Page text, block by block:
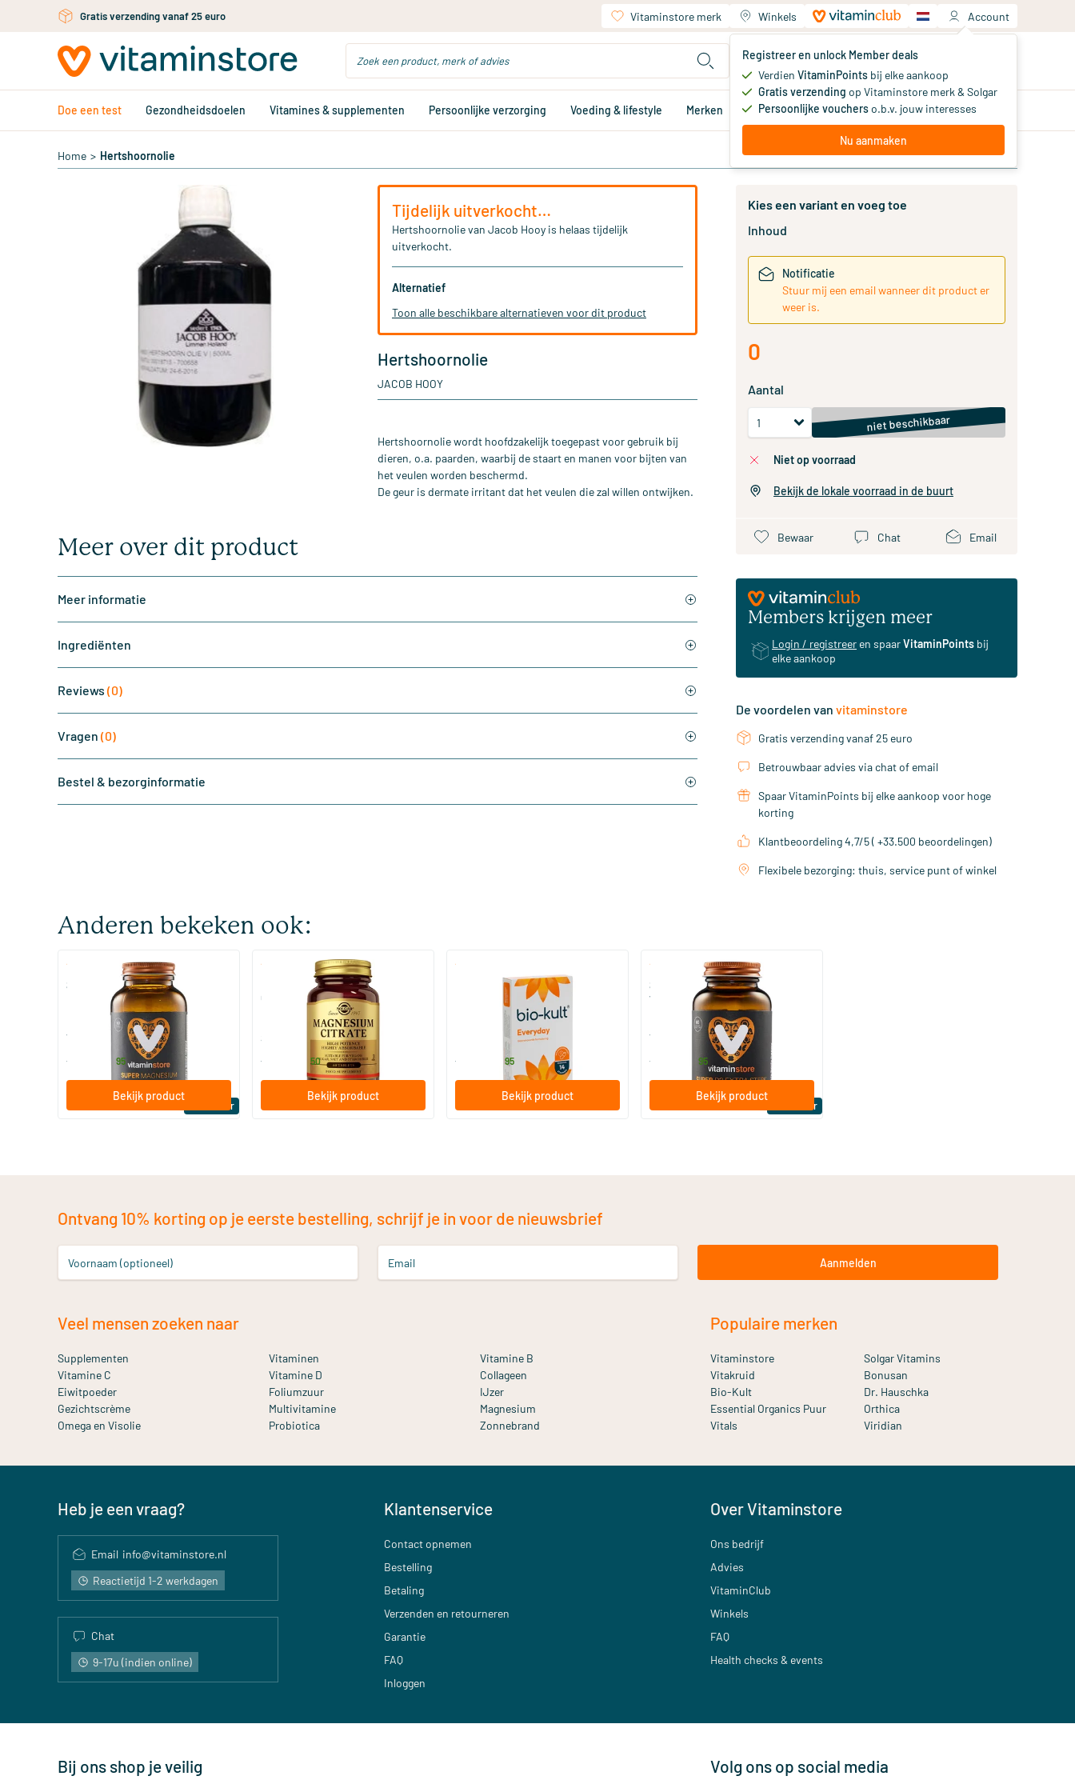
Ga naar de hoofdinhoudGratis verzending vanaf 25 euro Vitaminstore merk Winkels Account
Registreer en unlock Member deals
Verdien VitaminPoints bij elke aankoop
Gratis verzending op Vitaminstore merk & Solgar
Persoonlijke voucherso.b.v. jouw interesses
Nu aanmaken
Jouw winkelwagen
Je hebt nog geen producten
Doe een test Gezondheidsdoelen Vitamines & supplementen Persoonlijke verzorging Voeding & lifestyle Merken Aanbiedingen Memberdeals
Home > Hertshoornolie
Tijdelijk uitverkocht…
Hertshoornolie van Jacob Hooy is helaas tijdelijk
uitverkocht.
Alternatief
Toon alle beschikbare alternatieven voor dit product
Hertshoornolie
JACOB HOOY
Hertshoornolie wordt hoofdzakelijk toegepast voor gebruik bij
dieren, o.a. paarden, waarbij de staart en manen voor bijten van
het veulen worden beschermd.
De geur is dermate irritant dat het veulen die zal willen ontwijken.
Meer over dit product
Meer informatie
Ingrediënten
Reviews (0)
Vragen (0)
Bestel & bezorginformatie
Kies een variant en voeg toe
Inhoud
Notificatie
Stuur mij een email wanneer dit product er
weer is.
0
Aantal
niet beschikbaar
niet op voorraad
Bekijk de lokale voorraad in de buurt
Bewaar Chat Email
Members krijgen meer
Login / registreer en spaarVitaminPoints bij
elke aankoop
De voordelen van vitaminstore
Gratis verzending vanaf 25 euro
Betrouwbaar advies via chat of email
Spaar VitaminPoints bij elke aankoop voor hoge
korting
Klantbeoordeling 4,7/5 ( +33.500 beoordelingen)
Flexibele bezorging: thuis, service punt of winkel
Anderen bekeken ook:
Bestseller
(510)
Super Magnesium
60/​120 tabletten
Vitaminstore
vanaf 95
Bekijk product
(287)
Magnesium Citrate (Magnesium
Citraat)
60/​120 tabletten
Solgar Vitamins
vanaf 50
Bekijk product
Bio-Kult Probiotica
30/​60/​120 capsules
vanaf .95
Bekijk product
Bestseller
(158)
Super D3 Extra Sterk 75 mcg
vitamine D
60/​120 softgels
Vitaminstore
vanaf 95
Bekijk product
Ontvang 10% korting op je eerste bestelling, schrijf je in voor de nieuwsbrief
Voornaam (optioneel) Email Aanmelden
Veel mensen zoeken naar
Supplementen Vitaminen
Vitamine B
Vitamine C
Vitamine D
Collageen
Eiwitpoeder
Foliumzuur
IJzer
Gezichtscrème
Multivitamine
Magnesium
Omega en Visolie
Probiotica Zonnebrand
Populaire merken
Vitaminstore
Solgar Vitamins
Vitakruid
Bonusan
Bio-Kult
Dr. Hauschka
Essential Organics Puur
Orthica
Vitals
Viridian
Heb je een vraag?
Email info@vitaminstore.nl
Reactietijd 1-2 werkdagen
Chat
9-17u (indien online)
Klantenservice
Contact opnemen
Bestelling
Betaling
Verzenden en retourneren
Garantie
FAQ
Inloggen
Over Vitaminstore
Ons bedrijf
Advies
VitaminClub
Winkels
FAQ
Health checks & events
Bij ons shop je veilig Volg ons op social media